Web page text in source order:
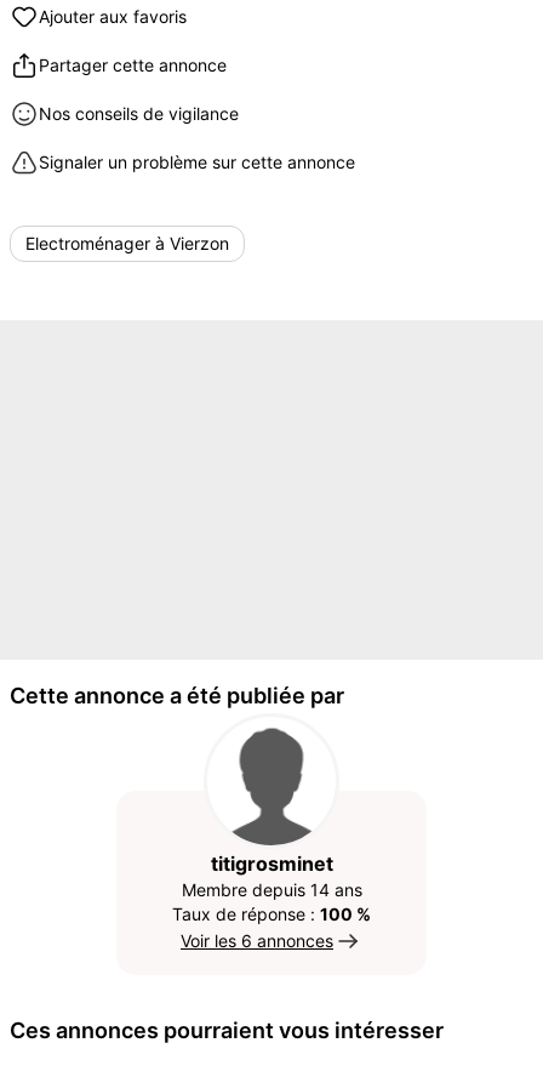
Ajouter aux favoris
Partager cette annonce
Nos conseils de vigilance
Signaler un problème sur cette annonce
Electroménager à Vierzon
Cette annonce a été publiée par
titigrosminet
Membre depuis 14 ans
Taux de réponse : 100 %
Voir les 6 annonces
Ces annonces pourraient vous intéresser